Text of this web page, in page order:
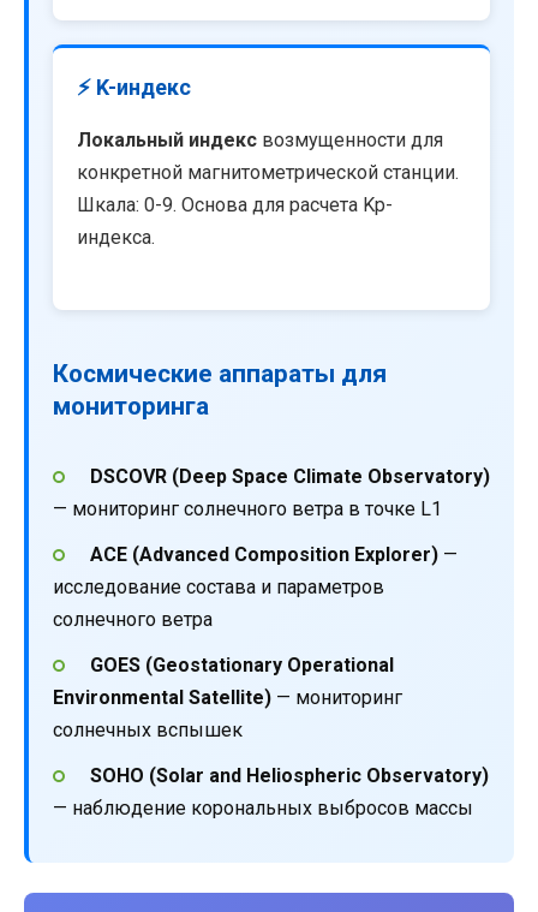
⚡ K-индекс
Локальный индекс возмущенности для
конкретной магнитометрической станции.
Шкала: 0-9. Основа для расчета Kp-
индекса.
Космические аппараты для
мониторинга
DSCOVR (Deep Space Climate Observatory)
— мониторинг солнечного ветра в точке L1
ACE (Advanced Composition Explorer)—
исследование состава и параметров
солнечного ветра
GOES (Geostationary Operational
Environmental Satellite) — мониторинг
солнечных вспышек
SOHO (Solar and Heliospheric Observatory)
— наблюдение корональных выбросов массы